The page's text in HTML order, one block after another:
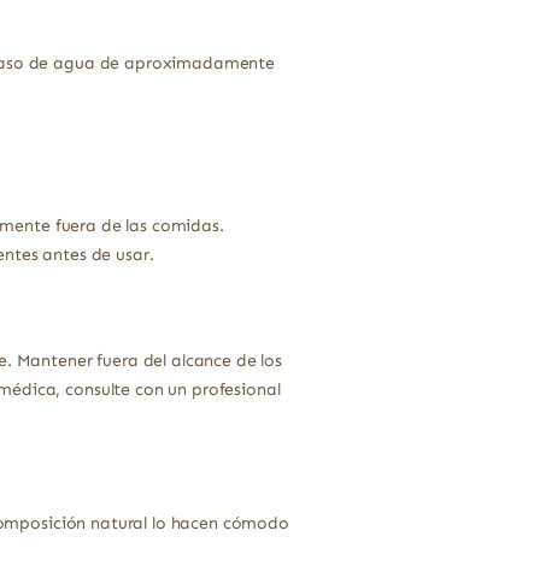
de agua de aproximadamente
fuera de las comidas.
antes de usar.
Mantener fuera del alcance de los
consulte con un profesional
natural lo hacen cómodo